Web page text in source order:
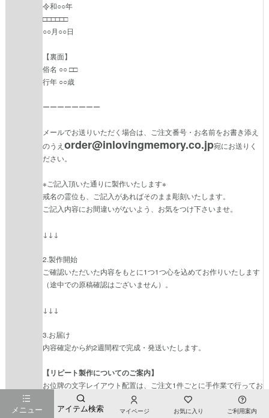
メニュー アイテム検索 マイページ お気に入り ご利用案内
令和○○年
□□□□□□
○○月○○日
【裏面】
俗名 ○○ □□
行年 ○○歳
ーーーーーーーー
メールでお送りいただく場合は、ご注文番号・お名前をお書き添え
のうえ order@inlovingmemory.co.jp宛にお送りく
ださい。
※ご記入頂いた通りに製作いたします※
戒名の霊位も、ご記入があればそのまま彫刻いたします。
ご記入内容にお間違いがないよう、お気をつけ下さいませ。
↓↓↓
2.製作開始
ご確認いただいた内容をもとに1つ1つ心を込めてお作りいたします
（途中での原稿確認はございません）。
↓↓↓
3.お届け
内容確定から約2週間程で完成・発送いたします。
【リピート製作についてのご案内】
お位牌の文字レイアウト配置は、ご注文1件ごとに手作業で行ってお
ります。そのため、同じ位牌にて注文をいただいても若干の差異が
生じる場合がございます。